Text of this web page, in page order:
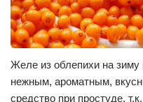
Желе из облепихи на зиму
нежным, ароматным,
средство при простуде,